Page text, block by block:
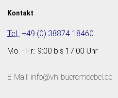
Kontakt
Tel.: +49 (0) 38874 18460
Mo. - Fr.: 9:00 bis 17:00 Uhr
E-Mail: info@vh-bueromoebel.de